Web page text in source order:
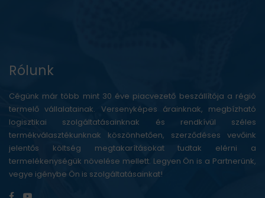
Rólunk
Cégünk már több mint 30 éve piacvezető beszállítója a régió
termelő vállalatainak. Versenyképes árainknak, megbízható
logisztikai szolgáltatásainknak és rendkívül széles
termékválasztékunknak köszönhetően, szerződéses vevőink
jelentős költség megtakarításokat tudtak elérni a
termelékenységük növelése mellett. Legyen Ön is a Partnerünk,
vegye igénybe Ön is szolgáltatásainkat!